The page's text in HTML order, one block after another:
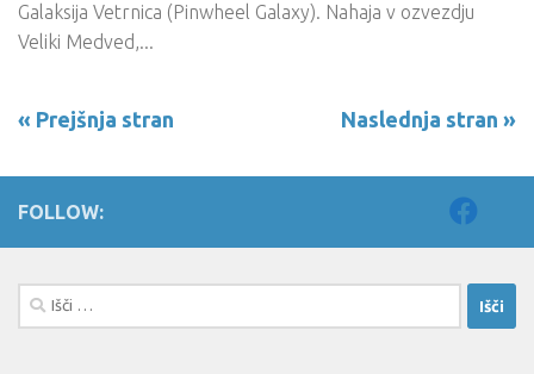
Galaksija Vetrnica (Pinwheel Galaxy). Nahaja v ozvezdju
Veliki Medved,...
« Prejšnja stran Naslednja stran »
FOLLOW:
Išči: